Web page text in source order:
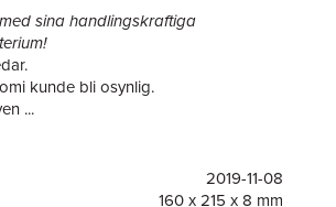
sina handlingskraftiga
kunde bli osynlig.
...
2012 för sitt arbete för
klimatkloka läsandet. Därför trycks
i Baltikum, på ett FSC-märkt
2019-11-08
160 x 215 x 8 mm